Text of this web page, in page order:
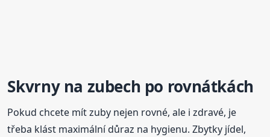
Skvrny na zubech po rovnátkách
Pokud chcete mít zuby nejen rovné, ale i zdravé, je
třeba klást maximální důraz na hygienu. Zbytky jídel,